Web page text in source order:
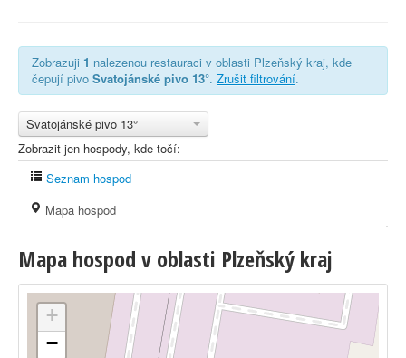
Zobrazuji 1 nalezenou restauraci v oblasti Plzeňský kraj, kde
čepují pivo Svatojánské pivo 13°. Zrušit filtrování.
Svatojánské pivo 13°
Zobrazit jen hospody, kde točí:
Seznam hospod
Mapa hospod
Mapa hospod v oblasti Plzeňský kraj
+
−